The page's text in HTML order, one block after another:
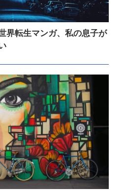
界転生マンガ、私の息子が